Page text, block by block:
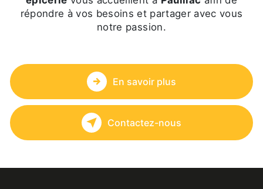
répondre à vos besoins et partager avec vous
notre passion.
En savoir plus
Contactez-nous